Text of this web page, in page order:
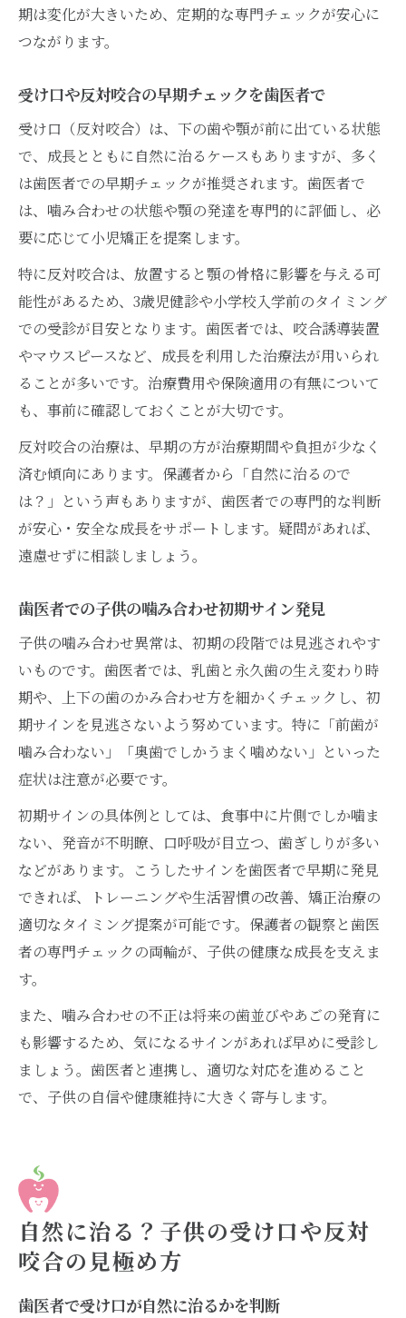
期は変化が大きいため、定期的な専門チェックが安心に
つながります。
受け口や反対咬合の早期チェックを歯医者で
受け口（反対咬合）は、下の歯や顎が前に出ている状態
で、成長とともに自然に治るケースもありますが、多く
は歯医者での早期チェックが推奨されます。歯医者で
は、噛み合わせの状態や顎の発達を専門的に評価し、必
要に応じて小児矯正を提案します。
特に反対咬合は、放置すると顎の骨格に影響を与える可
能性があるため、3歳児健診や小学校入学前のタイミング
での受診が目安となります。歯医者では、咬合誘導装置
やマウスピースなど、成長を利用した治療法が用いられ
ることが多いです。治療費用や保険適用の有無について
も、事前に確認しておくことが大切です。
反対咬合の治療は、早期の方が治療期間や負担が少なく
済む傾向にあります。保護者から「自然に治るので
は？」という声もありますが、歯医者での専門的な判断
が安心・安全な成長をサポートします。疑問があれば、
遠慮せずに相談しましょう。
歯医者での子供の噛み合わせ初期サイン発見
子供の噛み合わせ異常は、初期の段階では見逃されやす
いものです。歯医者では、乳歯と永久歯の生え変わり時
期や、上下の歯のかみ合わせ方を細かくチェックし、初
期サインを見逃さないよう努めています。特に「前歯が
噛み合わない」「奥歯でしかうまく噛めない」といった
症状は注意が必要です。
初期サインの具体例としては、食事中に片側でしか噛ま
ない、発音が不明瞭、口呼吸が目立つ、歯ぎしりが多い
などがあります。こうしたサインを歯医者で早期に発見
できれば、トレーニングや生活習慣の改善、矯正治療の
適切なタイミング提案が可能です。保護者の観察と歯医
者の専門チェックの両輪が、子供の健康な成長を支えま
す。
また、噛み合わせの不正は将来の歯並びやあごの発育に
も影響するため、気になるサインがあれば早めに受診し
ましょう。歯医者と連携し、適切な対応を進めること
で、子供の自信や健康維持に大きく寄与します。
自然に治る？子供の受け口や反対
咬合の見極め方
歯医者で受け口が自然に治るかを判断